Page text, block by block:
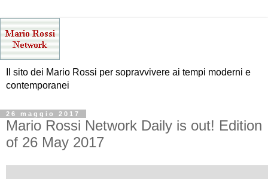
Il sito dei Mario Rossi per sopravvivere ai tempi moderni e
contemporanei
26 maggio 2017
Mario Rossi Network Daily is out! Edition
of 26 May 2017